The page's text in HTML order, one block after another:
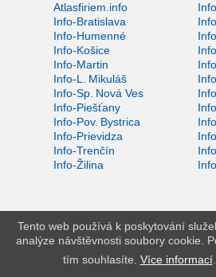
Atlasfiriem.info
Info-Bratislava
Info-Humenné
Info-Košice
Info-Martin
Info-L. Mikuláš
Info-Sp. Nová Ves
Info-Piešťany
Info-Pov. Bystrica
Info-Prievidza
Info-Trenčín
Info-Žilina
Tento web používá k poskytování
analýze návštěvnosti soubory cookie.
tím souhlasíte. Více informací.